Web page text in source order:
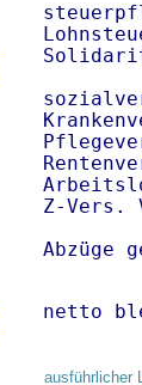
Z-
ausführlicher